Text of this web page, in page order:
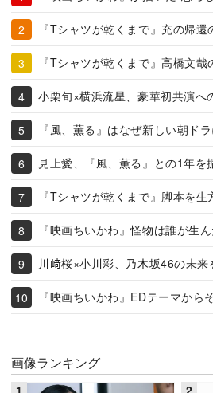
『Tシャツが乾くまで』充の帰還
『Tシャツが乾くまで』高橋文哉
小栗旬×横浜流星、豪華初共演へ
『風、薫る』はなぜ新しい朝ドラ
見上愛、『風、薫る』との1年を
『Tシャツが乾くまで』脚本を生
『映画ちいかわ』怪物は誰が生
川﨑桜×小川彩、乃木坂46の未来
『映画ちいかわ』EDテーマから
画像ランキング